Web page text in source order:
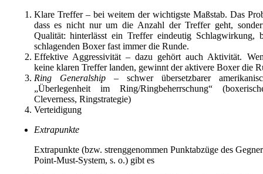
Klare Treffer – bei weitem der wichtigste Maßstab. Das
dass es nicht nur um die Anzahl der Treffer geht,
Qualität: hinterlässt ein Treffer eindeutig Schlagwirkung,
schlagenden Boxer fast immer die Runde.
Effektive Aggressivität – dazu gehört auch Aktivität.
keine klaren Treffer landen, gewinnt der aktivere Boxer die
Ring Generalship– schwer übersetzbarer
„Überlegenheit im Ring/Ringbeherrschung“
Cleverness, Ringstrategie)
Verteidigung
Extrapunkte
Extrapunkte (bzw. strenggenommen Punktabzüge des
Point-Must-System, s. o.) gibt es